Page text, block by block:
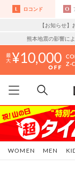
ロコンド
【お知らせ
熊本地震の影響に
10,000
Z-
WOMEN MEN